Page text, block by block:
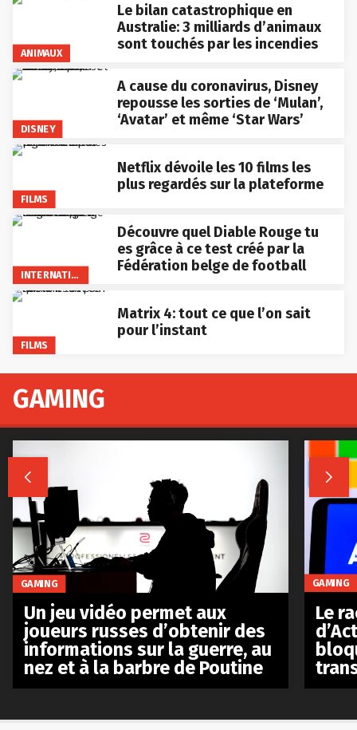
ANIMAUX
Le bilan catastrophique en
Australie: 3 milliards d’animaux
sont touchés par les incendies
DISNEY
A cause du coronavirus, Disney
repousse les sorties de ‘Mulan’,
‘Avatar’ et même ‘Star Wars’
FILMS
Netflix dévoile les 10 films les
plus regardés sur la plateforme
INTERNATIONAL
Découvre quel Diable Rouge tu
es grâce à ce test créé par la
Fédération belge de football
FILMS
Matrix 4: tout ce que l’on sait
pour l’instant
GAMING
 
GAMING
Un jeu vidéo permet aux
joueurs russes d’obtenir des
informations sur la guerre, au
nez et à la barbre de Poutine
GAMING
Le